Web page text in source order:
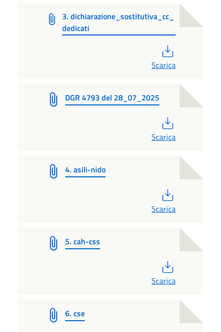
3. dichiarazione_sostitutiva_cc_
dedicati
Scarica
DGR 4793 del 28_07_2025
Scarica
4. asili-nido
Scarica
5. cah-css
Scarica
6. cse